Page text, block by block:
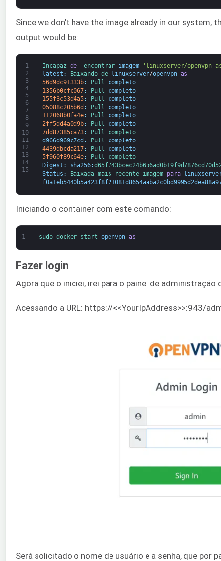
Since we don’t have the image already in our system,
output would be:
1
2
3
4
5
6
7
8
9
10
11
12
13
14
15
Incapaz de encontrar imagem
'linuxserver/openvpn-
latest : Baixando de linuxserver/openvpn-as
56d9dc91333b: Pull
completo
1356b0cfc067: Pull
completo
155f3c53d4a5: Pull
completo
05088c205b6d : Pull
completo
112068b0fa4e: Pull
completo
2ff5dd4a0d9b: Pull
completo
7dd87385ca73: Pull
completo
d966d969c7cd : Pull
completo
4439dbcda217: Pull
completo
5f960f89c64e: Pull
completo
Digest : sha256:
Status : Baixada mais recente imagem para
Iniciando o container com este comando:
1 sudo docker start openvpn-as
Fazer login
Agora que o iniciei, irei para o painel de administração
Acessando a URL: https://<<YourIpAddress>>:943/
Será solicitado o nome de usuário e a senha, que por